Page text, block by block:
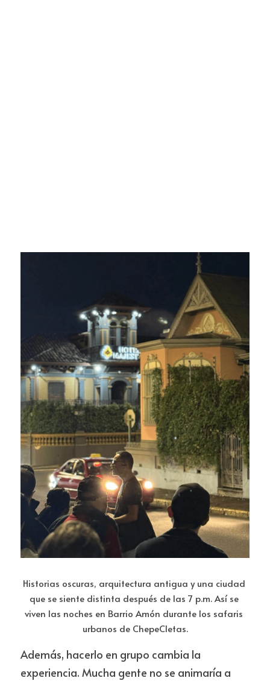
Historias oscuras, arquitectura antigua y una ciudad
que se siente distinta después de las 7 p.m. Así se
viven las noches en Barrio Amón durante los safaris
urbanos de ChepeCletas.
Además, hacerlo en grupo cambia la
experiencia. Mucha gente no se animaría a